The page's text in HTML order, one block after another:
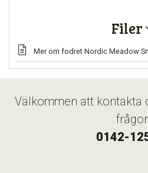
Filer
Mer om fodret Nordic Meadow
Välkommen att kontakta
frågor
0142-